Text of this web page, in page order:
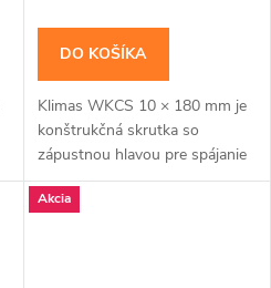
DO KOŠÍKA
Klimas WKCS 10 × 180 mm je
konštrukčná skrutka so
zápustnou hlavou pre spájanie
hranolov, krokiev a drevených
rámov so zapustenou hlavou.
Akcia